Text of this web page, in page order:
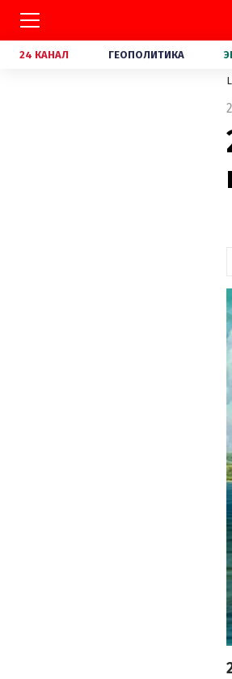
24 КАНАЛ ГЕОПОЛИТИКА